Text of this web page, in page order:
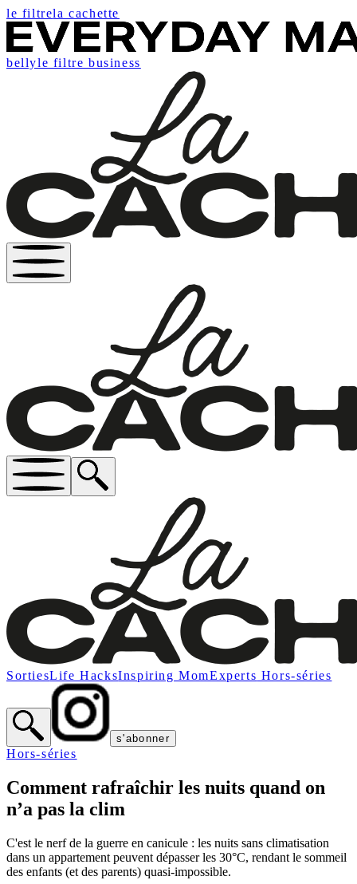
le filtrela cachette
bellyle filtre business
SortiesLife HacksInspiring MomExperts Hors-séries
s'abonner
Hors-séries
Comment rafraîchir les nuits quand on
n’a pas la clim
C'est le nerf de la guerre en canicule : les nuits sans climatisation
dans un appartement peuvent dépasser les 30°C, rendant le sommeil
des enfants (et des parents) quasi-impossible.